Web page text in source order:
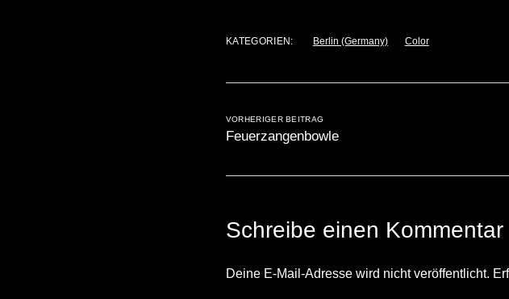
KATEGORIEN: Berlin (Germany) Color
VORHERIGER BEITRAG
Feuerzangenbowle
Schreibe einen Kommentar
Deine E-Mail-Adresse wird nicht veröffentlicht.